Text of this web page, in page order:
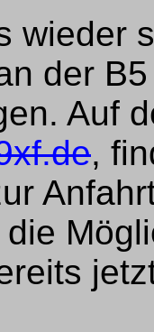
wieder
der
Auf
,